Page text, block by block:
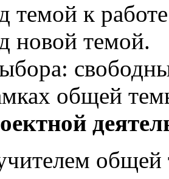
темой к
новой темой.
общей
общей